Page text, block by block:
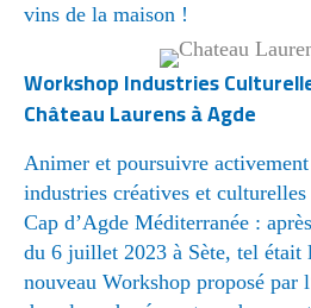
vins de la maison !
Workshop Industries
Château Laurens à Agde
Animer et poursuivre
industries créatives et
Cap d’Agde Méditerranée :
du 6 juillet 2023 à Sète, tel était
nouveau Workshop proposé par